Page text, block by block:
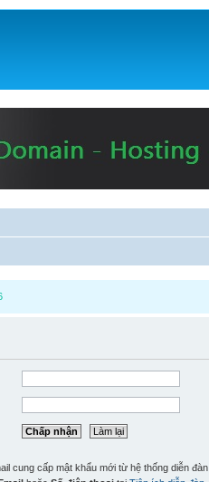
cung cấp mật khẩu mới từ hệ thống diễn đàn